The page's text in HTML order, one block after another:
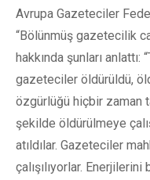
Avrupa Gazeteciler
“Bölünmüş gazetecilik
hakkında şunları anlattı:
gazeteciler öldürüldü,
özgürlüğü hiçbir zaman
şekilde öldürülmeye
atıldılar. Gazeteciler
çalışılıyorlar. Enerjilerini